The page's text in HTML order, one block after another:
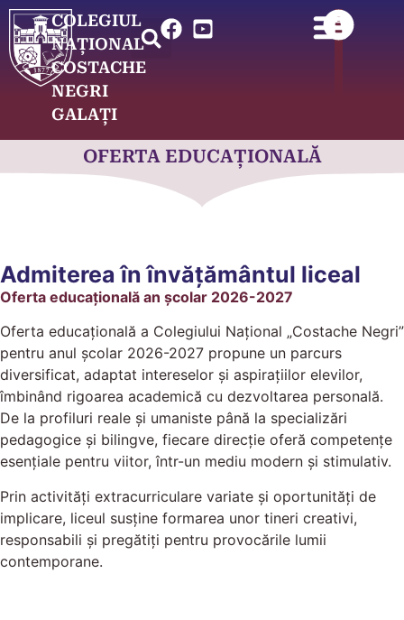
COLEGIUL
NAȚIONAL
COSTACHE
NEGRI
GALAȚI
OFERTA EDUCAȚIONALĂ
Admiterea în învățământul liceal
Oferta educațională an școlar 2026-2027
Oferta educațională a Colegiului Național „Costache Negri”
pentru anul școlar 2026-2027 propune un parcurs
diversificat, adaptat intereselor și aspirațiilor elevilor,
îmbinând rigoarea academică cu dezvoltarea personală.
De la profiluri reale și umaniste până la specializări
pedagogice și bilingve, fiecare direcție oferă competențe
esențiale pentru viitor, într-un mediu modern și stimulativ.
Prin activități extracurriculare variate și oportunități de
implicare, liceul susține formarea unor tineri creativi,
responsabili și pregătiți pentru provocările lumii
contemporane.